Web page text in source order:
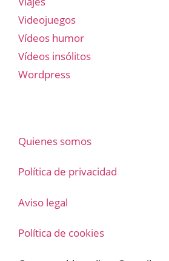
Videojuegos
Vídeos humor
Vídeos insólitos
Wordpress
Quienes somos
Política de privacidad
Aviso legal
Política de cookies